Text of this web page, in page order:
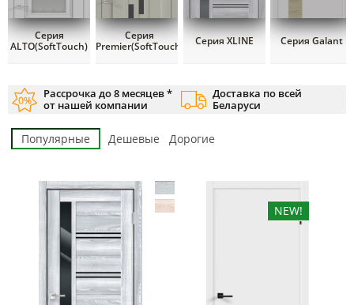
Серия
ALTO(SoftTouch)
Серия
Premier(SoftTouch)
Серия XLINE Серия Galant
Рассрочка до 8 месяцев *
от нашей компании
Доставка по всей
Беларуси
Популярные Дешевые Дорогие